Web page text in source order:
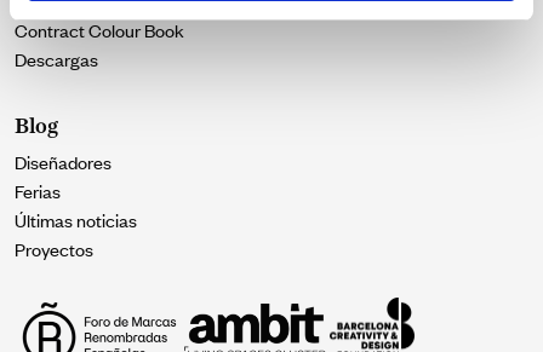
Contract Colour Book
Descargas
Blog
Diseñadores
Ferias
Últimas noticias
Proyectos